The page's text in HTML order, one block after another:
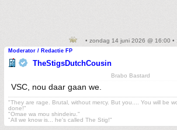
• zondag 14 juni 2026 @ 16:00 •
Moderator / Redactie FP
TheStigsDutchCousin
Brabo Bastard
VSC, nou daar gaan we.
"They are rage. Brutal, without mercy. But you.... You will be
done!"
"Omae wa mou shindeiru."
"All we know is... he's called The Stig!"